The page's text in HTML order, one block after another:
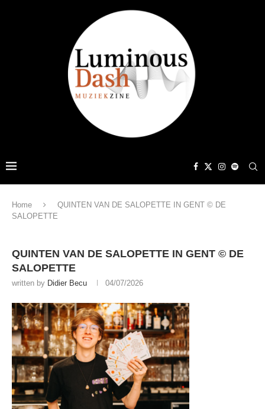
Home
QUINTEN VAN DE SALOPETTE IN GENT © DE
SALOPETTE
QUINTEN VAN DE SALOPETTE IN GENT © DE
SALOPETTE
written by Didier Becu 04/07/2026